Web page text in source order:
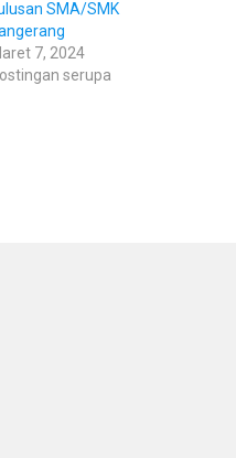
SMA/SMK
7, 2024
serupa